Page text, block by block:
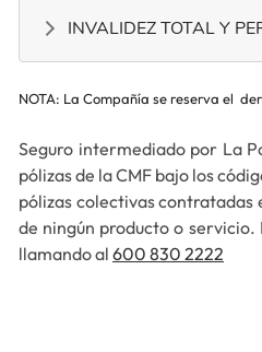
INVALIDEZ TOTAL Y
NOTA: La Compañía se reserva el
Seguro intermediado por La
pólizas de la CMF bajo los
pólizas colectivas contratadas
de ningún producto o
llamando al 600 830 2222